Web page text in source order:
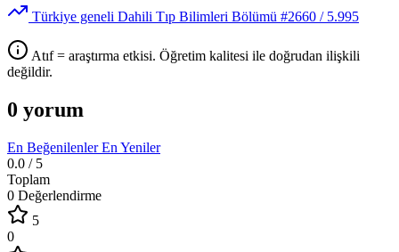
Türkiye geneli Dahili Tıp Bilimleri Bölümü #2660 / 5.995
Atıf = araştırma etkisi. Öğretim kalitesi ile doğrudan ilişkili
değildir.
0 yorum
En BeğenilenlerEn Yeniler
0.0 / 5
Toplam
0 Değerlendirme
5
0